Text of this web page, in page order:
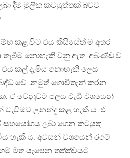
දීම මුලික කටයුත්තක් බවට
කළ විට එය කිසිසේත් ම අතර
තැබීම නොහැකි වනු ඇත. අඛණ්ඩ ව
කල් දැමිය නොහැකි ලෙස
වේ. නමුත් ගොවිතැන් කරන
ඒ වෙනුවට ජලය වැඩි වශයෙන්
උනන්දු කළ හැකි ය. ඒ
සහයෝගය ලබා ගෙන කටයුතු
හැකි ය. අවසන් වශයෙන් රටේ
මත යැපෙන තත්ත්වයට